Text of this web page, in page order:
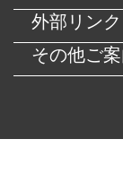
外部リンク
その他ご